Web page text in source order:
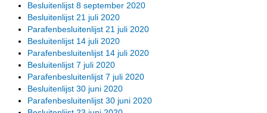
Besluitenlijst 8 september 2020
Besluitenlijst 21 juli 2020
Parafenbesluitenlijst 21 juli 2020
Besluitenlijst 14 juli 2020
Parafenbesluitenlijst 14 juli 2020
Besluitenlijst 7 juli 2020
Parafenbesluitenlijst 7 juli 2020
Besluitenlijst 30 juni 2020
Parafenbesluitenlijst 30 juni 2020